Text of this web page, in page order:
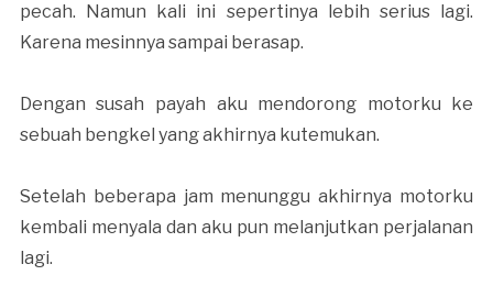
pecah. Namun kali ini sepertinya lebih serius lagi.
Karena mesinnya sampai berasap.
Dengan susah payah aku mendorong motorku ke
sebuah bengkel yang akhirnya kutemukan.
Setelah beberapa jam menunggu akhirnya motorku
kembali menyala dan aku pun melanjutkan perjalanan
lagi.